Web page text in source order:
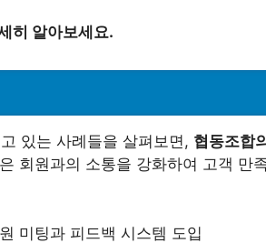
히 알아보세요.
있는 사례들을 살펴보면, 협동조합
회원과의 소통을 강화하여 고객 만
미팅과 피드백 시스템 도입